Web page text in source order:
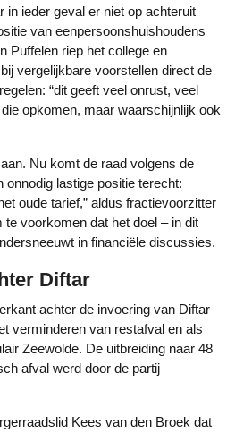
in ieder geval er niet op achteruit
van eenpersoonshuishoudens
Puffelen riep het college en
vergelijkbare voorstellen direct de
“dit geeft veel onrust, veel
opkomen, maar waarschijnlijk ook
lastige positie terecht:
oude tarief,” aldus fractievoorzitter
voorkomen dat het doel – in dit
in financiële discussies.
Diftar
verminderen van restafval en als
Zeewolde. De uitbreiding naar 48
afval werd door de partij